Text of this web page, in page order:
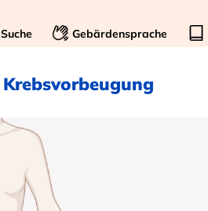
Suche Gebärdensprache
Krebsvorbeugung